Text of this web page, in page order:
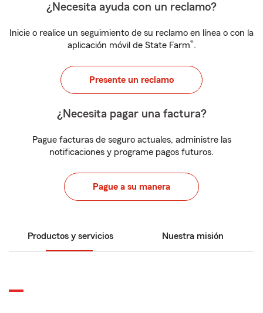
¿Necesita ayuda con un reclamo?
Inicie o realice un seguimiento de su reclamo en línea o con la
aplicación móvil de State Farm®.
Presente un reclamo
¿Necesita pagar una factura?
Pague facturas de seguro actuales, administre las
notificaciones y programe pagos futuros.
Pague a su manera
Productos y servicios Nuestra misión